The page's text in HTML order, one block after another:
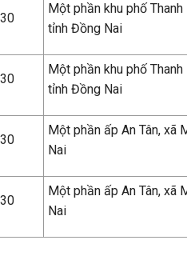
Một phần khu phố
tỉnh Đồng Nai
Một phần khu phố
tỉnh Đồng Nai
Một phần ấp An Tân, xã
Nai
Một phần ấp An Tân, xã
Nai